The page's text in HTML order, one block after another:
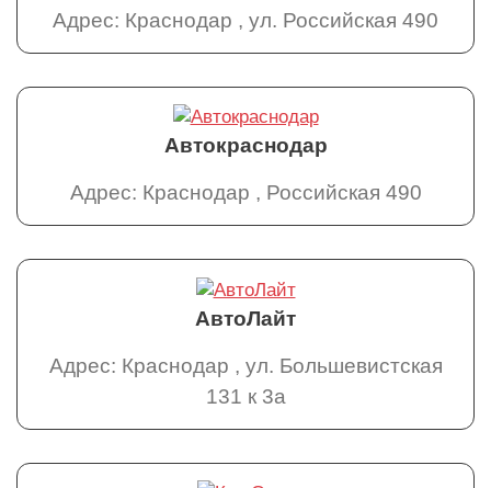
Адрес: Краснодар , ул. Российская 490
Автокраснодар
Адрес: Краснодар , Российская 490
АвтоЛайт
Адрес: Краснодар , ул. Большевистская
131 к 3а